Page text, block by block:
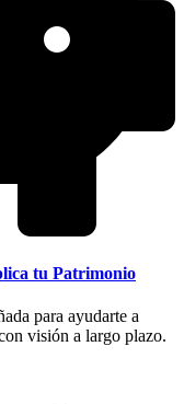
tu Patrimonio
para ayudarte a
visión a largo plazo.